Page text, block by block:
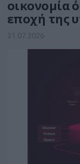
οικονομία
εποχή της
31.07.2026